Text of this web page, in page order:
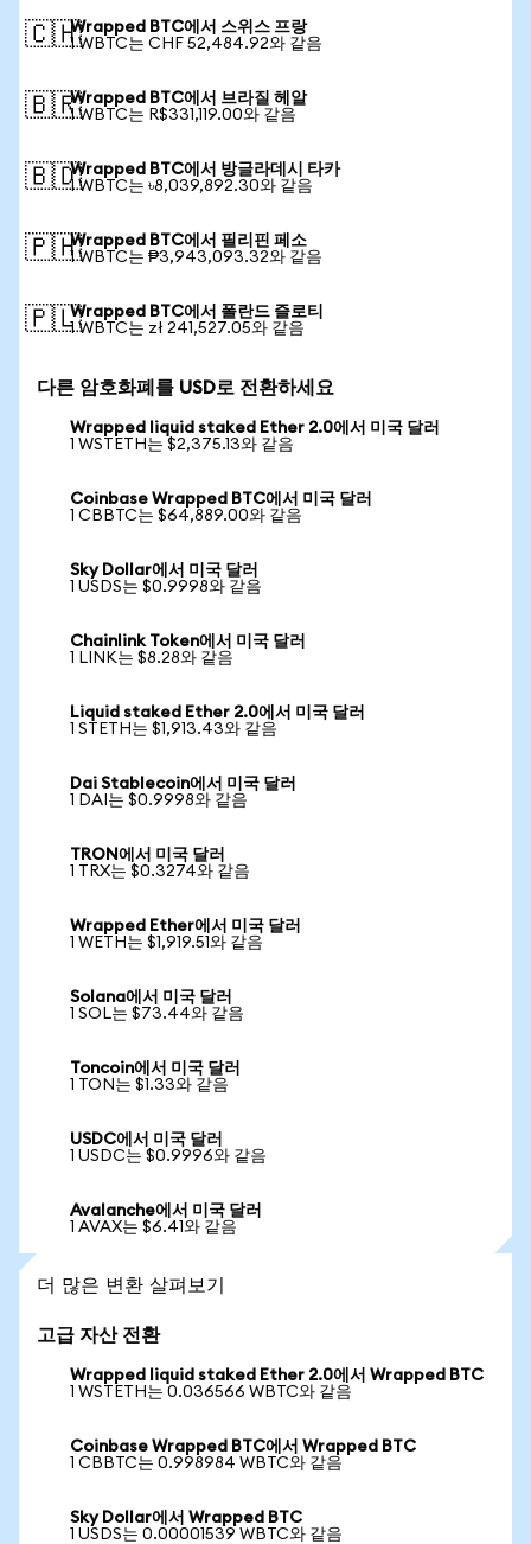
🇨🇭Wrapped BTC에서 스위스 프랑
1 WBTC는 CHF 52,484.92와 같음
🇧🇷Wrapped BTC에서 브라질 헤알
1 WBTC는 R$331,119.00와 같음
🇧🇩Wrapped BTC에서 방글라데시 타카
1 WBTC는 ৳8,039,892.30와 같음
🇵🇭Wrapped BTC에서 필리핀 페소
1 WBTC는 ₱3,943,093.32와 같음
🇵🇱Wrapped BTC에서 폴란드 즐로티
1 WBTC는 zł 241,527.05와 같음
다른 암호화폐를 USD로 전환하세요
Wrapped liquid staked Ether 2.0에서 미국 달러
1 WSTETH는 $2,375.13와 같음
Coinbase Wrapped BTC에서 미국 달러
1 CBBTC는 $64,889.00와 같음
Sky Dollar에서 미국 달러
1 USDS는 $0.9998와 같음
Chainlink Token에서 미국 달러
1 LINK는 $8.28와 같음
Liquid staked Ether 2.0에서 미국 달러
1 STETH는 $1,913.43와 같음
Dai Stablecoin에서 미국 달러
1 DAI는 $0.9998와 같음
TRON에서 미국 달러
1 TRX는 $0.3274와 같음
Wrapped Ether에서 미국 달러
1 WETH는 $1,919.51와 같음
Solana에서 미국 달러
1 SOL는 $73.44와 같음
Toncoin에서 미국 달러
1 TON는 $1.33와 같음
USDC에서 미국 달러
1 USDC는 $0.9996와 같음
Avalanche에서 미국 달러
1 AVAX는 $6.41와 같음
더 많은 변환 살펴보기
고급 자산 전환
Wrapped liquid staked Ether 2.0에서 Wrapped BTC
1 WSTETH는 0.036566 WBTC와 같음
Coinbase Wrapped BTC에서 Wrapped BTC
1 CBBTC는 0.998984 WBTC와 같음
Sky Dollar에서 Wrapped BTC
1 USDS는 0.00001539 WBTC와 같음